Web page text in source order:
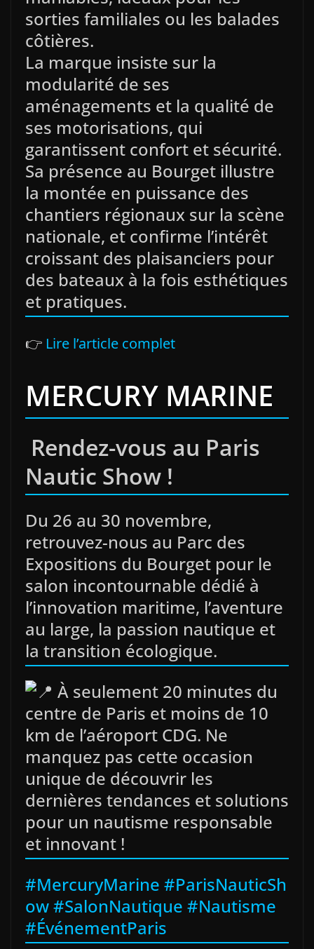
sorties familiales ou les balades
côtières.
La marque insiste sur la
modularité de ses
aménagements et la qualité de
ses motorisations, qui
garantissent confort et sécurité.
Sa présence au Bourget illustre
la montée en puissance des
chantiers régionaux sur la scène
nationale, et confirme l’intérêt
croissant des plaisanciers pour
des bateaux à la fois esthétiques
et pratiques.
👉 Lire l’article complet
MERCURY MARINE
Rendez-vous au Paris
Nautic Show !
Du 26 au 30 novembre,
retrouvez-nous au Parc des
Expositions du Bourget pour le
salon incontournable dédié à
l’innovation maritime, l’aventure
au large, la passion nautique et
la transition écologique.
À seulement 20 minutes du
centre de Paris et moins de 10
km de l’aéroport CDG. Ne
manquez pas cette occasion
unique de découvrir les
dernières tendances et solutions
pour un nautisme responsable
et innovant !
#MercuryMarine #ParisNauticSh
ow#SalonNautique #Nautisme
#ÉvénementParis